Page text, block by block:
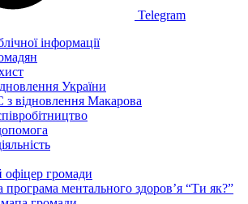
Telegram
інформації
України
відновлення Макарова
офіцер громади
програма ментального здоров’я “Ти як?”